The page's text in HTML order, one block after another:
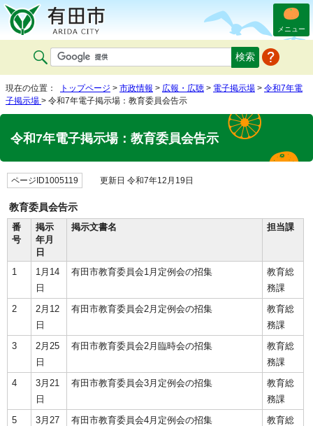
メニュー
現在の位置： トップページ > 市政情報 > 広報・広聴 > 電子掲示場 > 令和7年電
子掲示場 > 令和7年電子掲示場：教育委員会告示
令和7年電子掲示場：教育委員会告示
ページID1005119 更新日 令和7年12月19日
教育委員会告示
番
号
掲示
年月
日
掲示文書名 担当課
1
1月14
日
有田市教育委員会1月定例会の招集
教育総
務課
2
2月12
日
有田市教育委員会2月定例会の招集
教育総
務課
3
2月25
日
有田市教育委員会2月臨時会の招集
教育総
務課
4
3月21
日
有田市教育委員会3月定例会の招集
教育総
務課
5
3月27
有田市教育委員会4月定例会の招集
教育総